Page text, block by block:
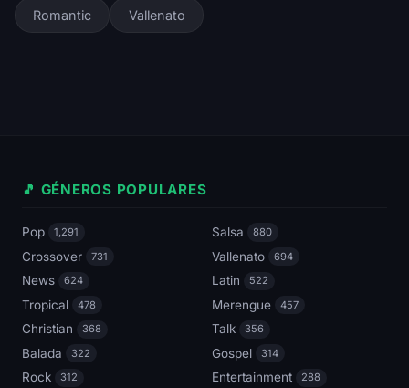
Romantic Vallenato
🎵 GÉNEROS POPULARES
Pop 1,291 Salsa 880
Crossover 731 Vallenato 694
News 624 Latin 522
Tropical 478 Merengue 457
Christian 368 Talk 356
Balada 322 Gospel 314
Rock 312 Entertainment 288